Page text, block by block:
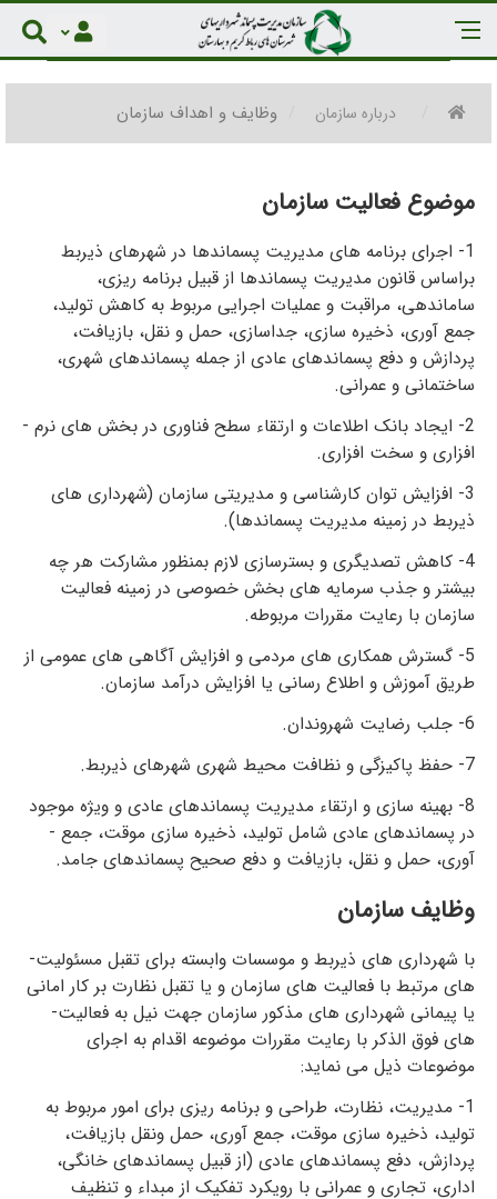
درباره سازمان وظایف و اهداف سازمان
موضوع فعالیت سازمان
1- اجرای برنامه­ های مدیریت پسماندها در شهرهای ذیربط
براساس قانون مدیریت پسماندها از قبیل برنامه­ ریزی،
ساماندهی، مراقبت و عملیات اجرایی مربوط به کاهش تولید،
جمع ­آوری، ذخیره ­سازی، جداسازی، حمل و نقل، بازیافت،
پردازش و دفع پسماندهای عادی از جمله پسماندهای شهری،
ساختمانی و عمرانی.
2- ایجاد بانک اطلاعات و ارتقاء سطح فناوری در بخش ­های نرم ­
افزاری و سخت­ افزاری.
3- افزایش توان کارشناسی و مدیریتی سازمان (شهرداری­ های
ذیربط در زمینه مدیریت پسماندها).
4- کاهش تصدی­گری و بسترسازی لازم بمنظور مشارکت هر چه
بیشتر و جذب سرمایه­ های بخش خصوصی در زمینه فعالیت
سازمان با رعایت مقررات مربوطه.
5- گسترش همکاری­ های مردمی و افزایش آگاهی­ های عمومی از
طریق آموزش و اطلاع ­رسانی یا افزایش درآمد سازمان.
6- جلب رضایت شهروندان.
7- حفظ پاکیزگی و نظافت محیط­ شهری شهرهای ذیربط.
8- بهینه ­سازی و ارتقاء مدیریت پسماندهای عادی و ویژه موجود
در پسماندهای عادی شامل تولید، ذخیره ­سازی موقت، جمع ­
آوری، حمل و نقل، بازیافت و دفع صحیح پسماندهای جامد.
وظایف سازمان
با شهرداری­ های ذیربط و موسسات وابسته برای تقبل مسئولیت­
های مرتبط با فعالیت­ های سازمان و یا تقبل نظارت بر کار امانی
یا پیمانی شهرداری ­های مذکور سازمان جهت نیل به فعالیت­
های فوق­ الذکر با رعایت مقررات موضوعه اقدام به اجرای
موضوعات ذیل می ­نماید:
1- مدیریت، نظارت، طراحی و برنامه­ ریزی برای امور مربوط به
تولید، ذخیره­ سازی موقت، جمع ­آوری، حمل ­و­نقل بازیافت،
پردازش، دفع پسماندهای عادی (از قبیل پسماندهای خانگی،
اداری، تجاری و عمرانی با رویکرد تفکیک از مبداء و تنظیف